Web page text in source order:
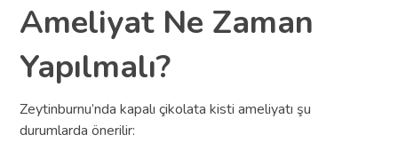
Ameliyat Ne Zaman
Yapılmalı?
Zeytinburnu’nda kapalı çikolata kisti ameliyatı şu
durumlarda önerilir: